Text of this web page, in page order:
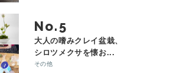
No.
大人の嗜みクレイ盆栽、
シロツメクサを懐お...
その他